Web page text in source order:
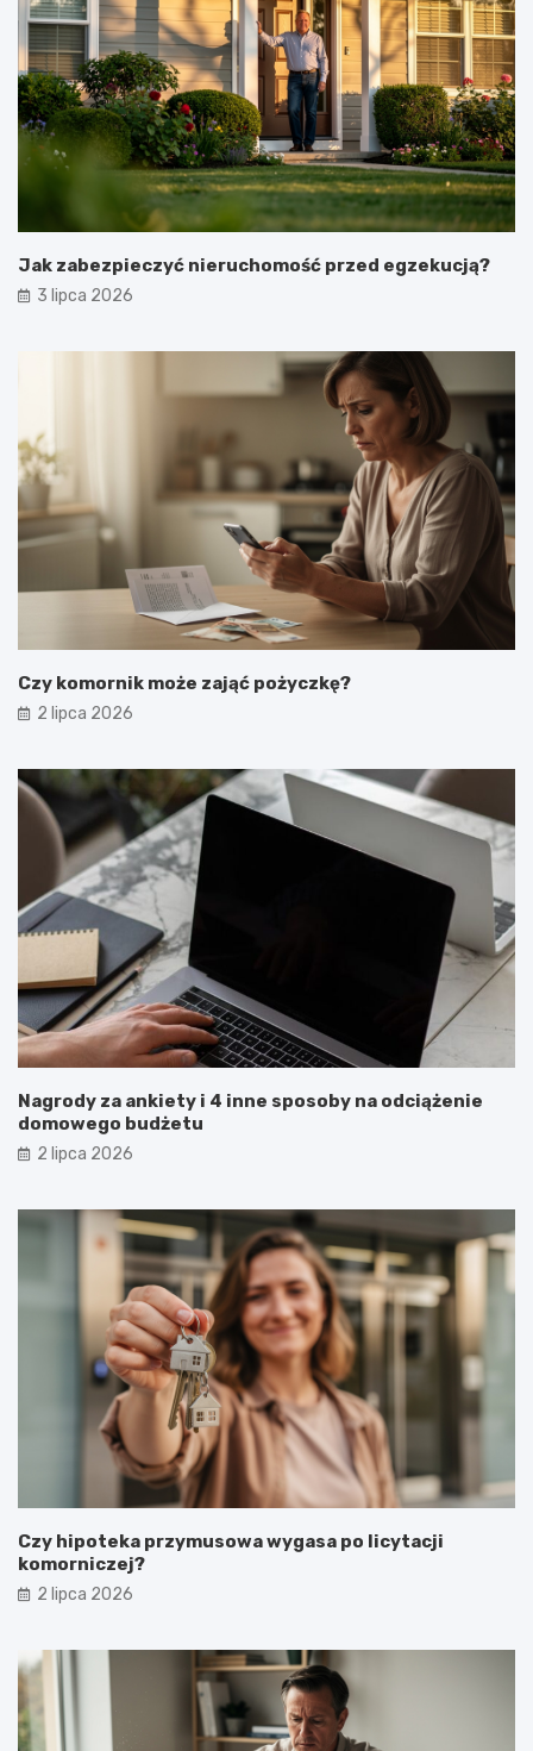
Jak zabezpieczyć nieruchomość przed egzekucją?
3 lipca 2026
Czy komornik może zająć pożyczkę?
2 lipca 2026
Nagrody za ankiety i 4 inne sposoby na odciążenie
domowego budżetu
2 lipca 2026
Czy hipoteka przymusowa wygasa po licytacji
komorniczej?
2 lipca 2026